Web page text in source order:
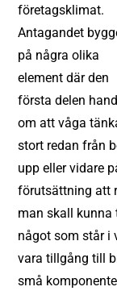
företagsklimat.
Antagandet
på några olika
element där den
första delen
om att våga
stort redan från
upp eller vidare
förutsättning att
man skall kunna
något som står i
vara tillgång till
små